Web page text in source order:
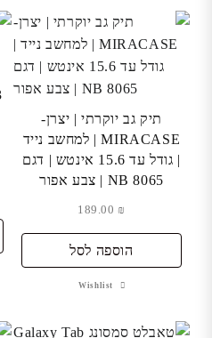
תיק גב יוקרתי | יצרן-
MIRACASE | למחשב נייד
| גודל עד 15.6 אינטש | דגם
NB 8065 | צבע אפור
₪
הוספה לסל
Wishlist